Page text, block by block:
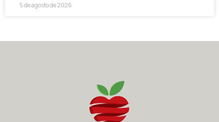
5 de agosto de 2026